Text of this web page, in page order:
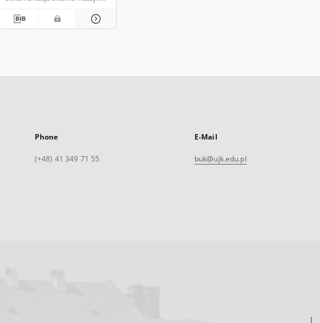
Phone
(+48) 41 349 71 55
E-Mail
buk@ujk.edu.pl